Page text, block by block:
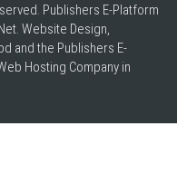
Publishers E-Platform
Website Design,
and the Publishers E-
Hosting Company in